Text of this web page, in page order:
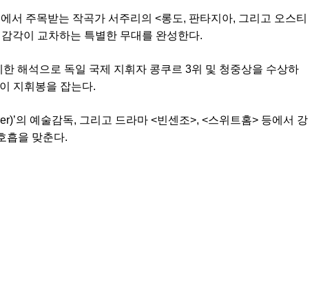
서 주목받는 작곡가 서주리의 <롱도, 판타지아, 그리고 오스티
각이 교차하는 특별한 무대를 완성한다.
해석으로 독일 국제 지휘자 콩쿠르 3위 및 청중상을 수상하
지휘봉을 잡는다.
의 예술감독, 그리고 드라마 <빈센조>, <스위트홈> 등에서 강
흡을 맞춘다.